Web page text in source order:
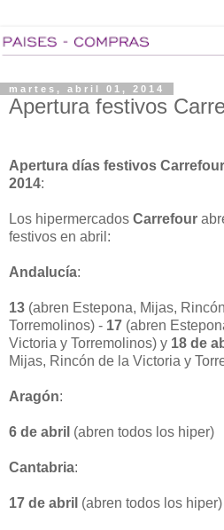
martes, abril 01, 2014
Apertura festivos
Apertura días festivos
2014:
Los hipermercados Carrefour
festivos en abril:
Andalucía:
13 (abren Estepona, Mijas,
Torremolinos) - 17 (abren
Victoria y Torremolinos) y 18 de
Mijas, Rincón de la Victoria y
Aragón:
6 de abril (abren todos los hiper)
Cantabria:
17 de abril (abren todos los hiper)